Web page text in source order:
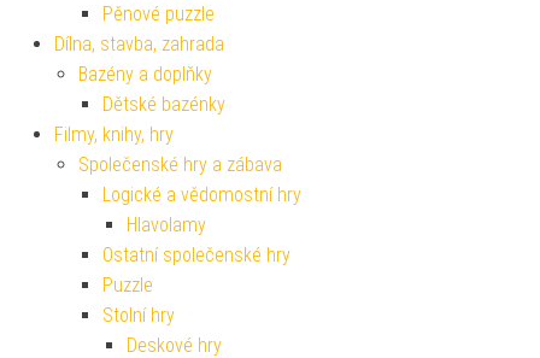
Pěnové puzzle
Dílna, stavba, zahrada
Bazény a doplňky
Dětské bazénky
Filmy, knihy, hry
Společenské hry a zábava
Logické a vědomostní hry
Hlavolamy
Ostatní společenské hry
Puzzle
Stolní hry
Deskové hry